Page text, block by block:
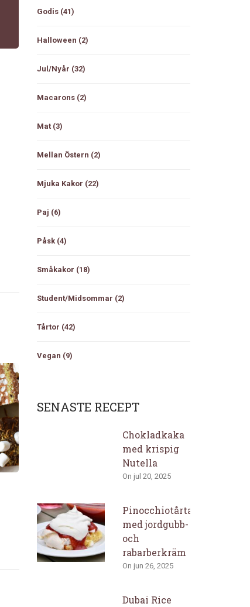
Godis(41)
Halloween (2)
Jul/Nyår (32)
Macarons(2)
Mat(3)
Mellan Östern (2)
Mjuka Kakor (22)
Paj (6)
Påsk(4)
Småkakor (18)
Student/Midsommar (2)
Tårtor (42)
Vegan (9)
SENASTE RECEPT
Chokladkaka
med krispig
Nutella
On jul 20, 2025
Pinocchiotårta
med jordgubb-
och
rabarberkräm
On jun 26, 2025
Dubai Rice